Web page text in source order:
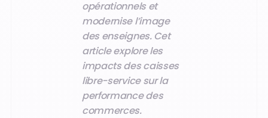
opérationnels et
modernise l’image
des enseignes. Cet
article explore les
impacts des caisses
libre-service sur la
performance des
commerces.